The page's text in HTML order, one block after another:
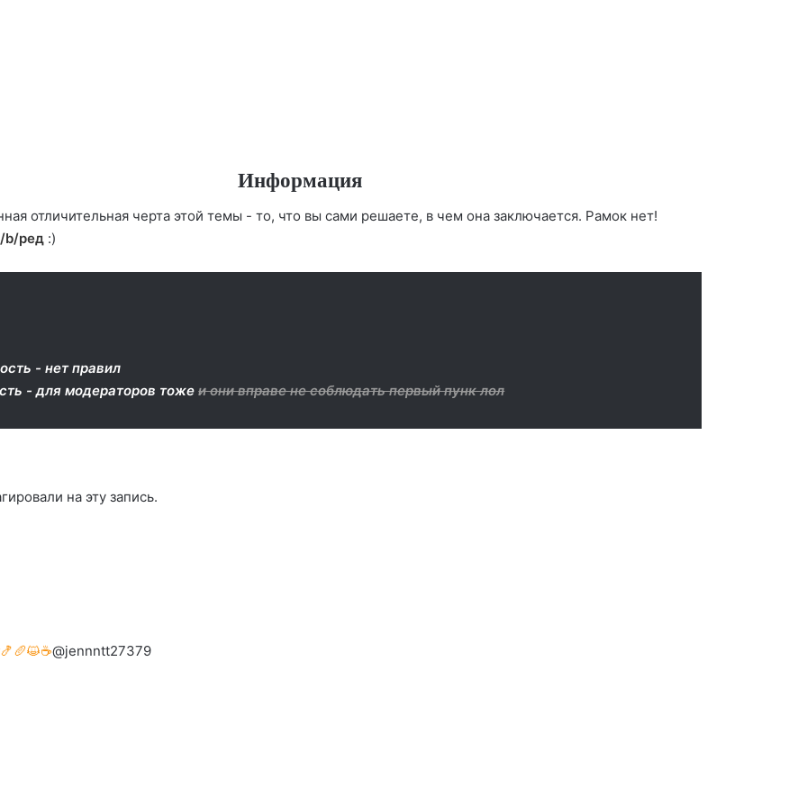
Информация
отличительная черта этой темы - то, что вы сами решаете, в чем она заключается. Рамок нет!
/b/ред :)
- нет правил
- для модераторов тожеи они вправе не соблюдать первый пунк лол
на эту запись.
@jennntt27379